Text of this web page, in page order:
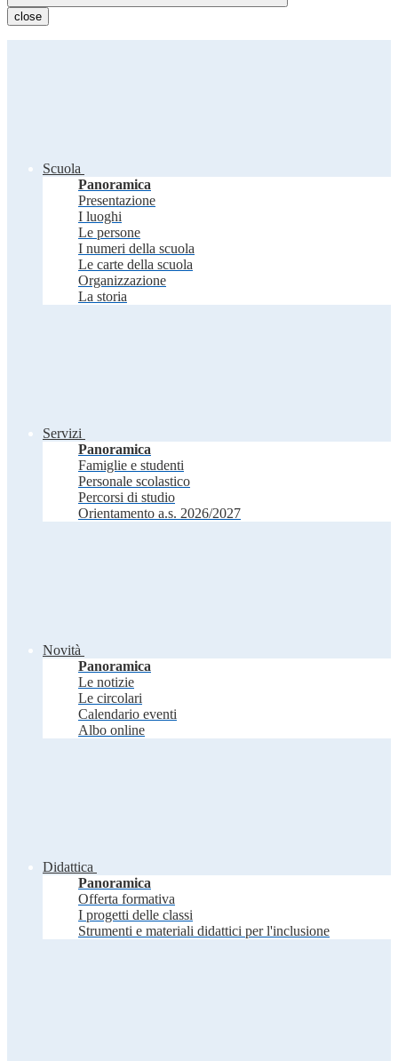
close
Scuola
Panoramica
Presentazione
I luoghi
Le persone
I numeri della scuola
Le carte della scuola
Organizzazione
La storia
Servizi
Panoramica
Famiglie e studenti
Personale scolastico
Percorsi di studio
Orientamento a.s. 2026/2027
Novità
Panoramica
Le notizie
Le circolari
Calendario eventi
Albo online
Didattica
Panoramica
Offerta formativa
I progetti delle classi
Strumenti e materiali didattici per l'inclusione